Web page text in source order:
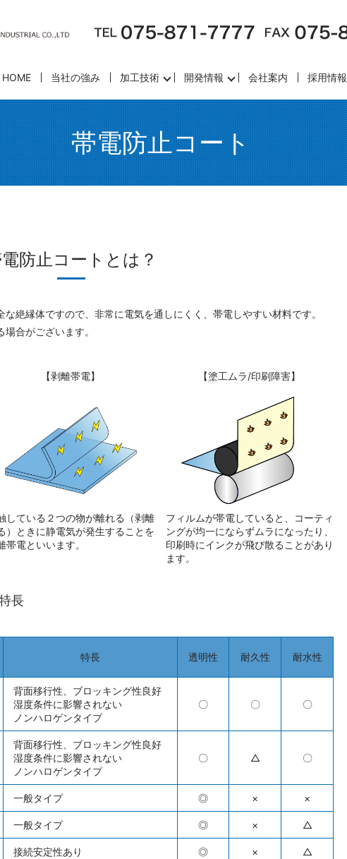
HOME 当社の強み 加工技術 開発情報 会社案内 採用情報
帯電防止コート
防止コートとは？
絶縁体ですので、非常に電気を通しにくく、帯電しやすい材料です。
合がございます。
【剥離帯電】
している２つの物が離れる（剥離
）ときに静電気が発生することを
帯電といいます。
【塗工ムラ/印刷障害】
フィルムが帯電していると、コーティ
ングが均一にならずムラになったり、
印刷時にインクが飛び散ることがあり
ます。
長
特長 透明性 耐久性 耐水性
背面移行性、ブロッキング性良好
湿度条件に影響されない
ノンハロゲンタイプ
〇 〇 〇
背面移行性、ブロッキング性良好
湿度条件に影響されない
ノンハロゲンタイプ
〇 △ 〇
一般タイプ ◎ × ×
一般タイプ ◎ × △
接続安定性あり ◎ × △